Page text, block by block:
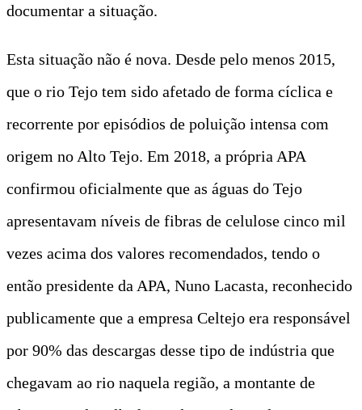
documentar a situação.
Esta situação não é nova. Desde pelo menos 2015,
que o rio Tejo tem sido afetado de forma cíclica e
recorrente por episódios de poluição intensa com
origem no Alto Tejo. Em 2018, a própria APA
confirmou oficialmente que as águas do Tejo
apresentavam níveis de fibras de celulose cinco mil
vezes acima dos valores recomendados, tendo o
então presidente da APA, Nuno Lacasta, reconhecido
publicamente que a empresa Celtejo era responsável
por 90% das descargas desse tipo de indústria que
chegavam ao rio naquela região, a montante de